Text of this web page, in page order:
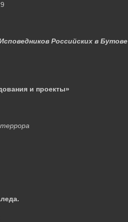
Российских в Бутове
и проекты»